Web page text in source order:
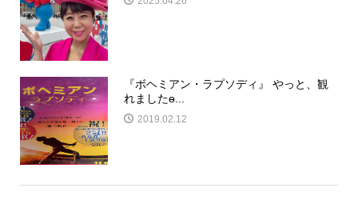
『ボヘミアン・ラプソディ』 やっと、観
れましたɵ...
2019.02.12